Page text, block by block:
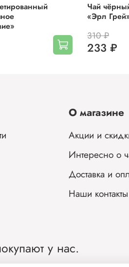
Чай
«Эрл
310 ₽
233 ₽
О магазине
Акции и
Интересно о
Доставка и
Наши контакты
у нас.